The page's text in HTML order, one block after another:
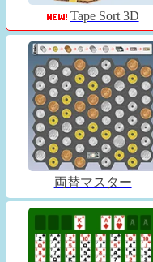
Tape Sort 3D
両替マスター